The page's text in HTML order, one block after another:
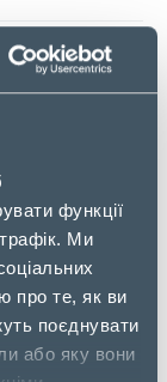
функції
Ми
про те, як ви
поєднувати
або яку вони
продукція,